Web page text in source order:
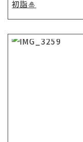
初詣🎍